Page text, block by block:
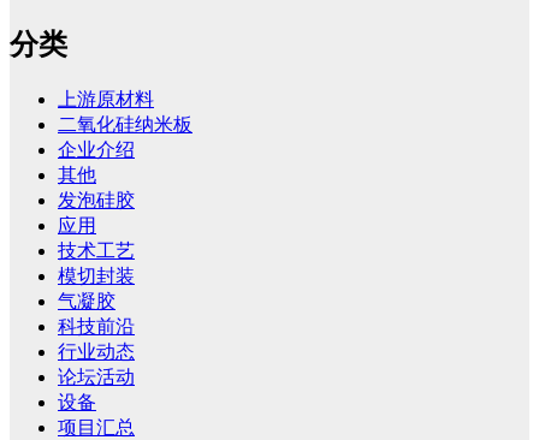
分类
上游原材料
二氧化硅纳米板
企业介绍
其他
发泡硅胶
应用
技术工艺
模切封装
气凝胶
科技前沿
行业动态
论坛活动
设备
项目汇总